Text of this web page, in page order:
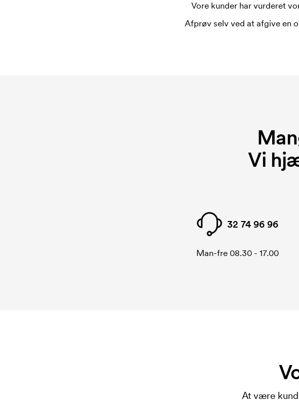
Vore kunder har vurderet
Afprøv selv ved at afgive en
Vi
32 74 96 96
Man-fre 08.30 - 17.00
At være